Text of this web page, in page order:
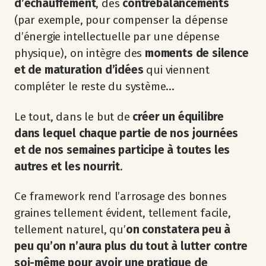
d’échauffement, des contrebalancements
(par exemple, pour compenser la dépense
d’énergie intellectuelle par une dépense
physique), on intègre des moments de silence
et de maturation d’idées qui viennent
compléter le reste du système…
Le tout, dans le but de créer un équilibre
dans lequel chaque partie de nos journées
et de nos semaines participe à toutes les
autres et les nourrit.
Ce framework rend l’arrosage des bonnes
graines tellement évident, tellement facile,
tellement naturel, qu’on constatera peu à
peu qu’on n’aura plus du tout à lutter contre
soi-même pour avoir une pratique de